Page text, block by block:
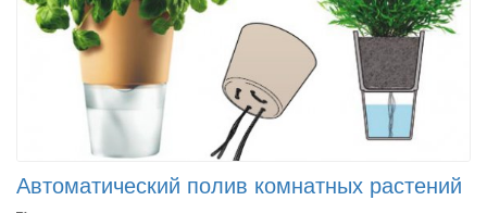
Автоматический полив комнатных растений